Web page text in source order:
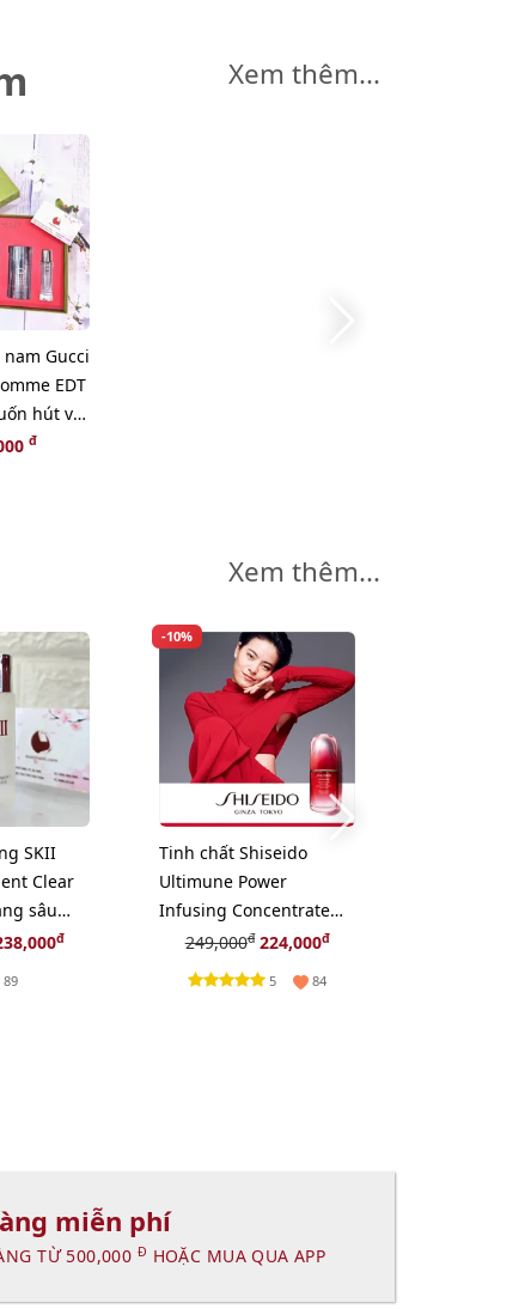
Xem thêm...
Gucci
EDT
hút và
đ
Xem thêm...
SKII
Clear
sâu
đ
89
-10%
Tinh chất Shiseido
Ultimune Power
Infusing Concentrate
khôi phục, tái tạo da,
10ml
249,000đ224,000đ
5 84
miễn phí
TỪ 500,000 Đ HOẶC MUA QUA APP